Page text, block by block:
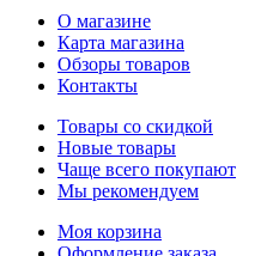
О магазине
Карта магазина
Обзоры товаров
Контакты
Товары со скидкой
Новые товары
Чаще всего покупают
Мы рекомендуем
Моя корзина